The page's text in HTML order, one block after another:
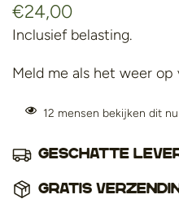
Normale
prijs
€24,00
Inclusief belasting.
Meld me als het weer op
12 mensen bekijken dit nu
Geschatte
Gratis